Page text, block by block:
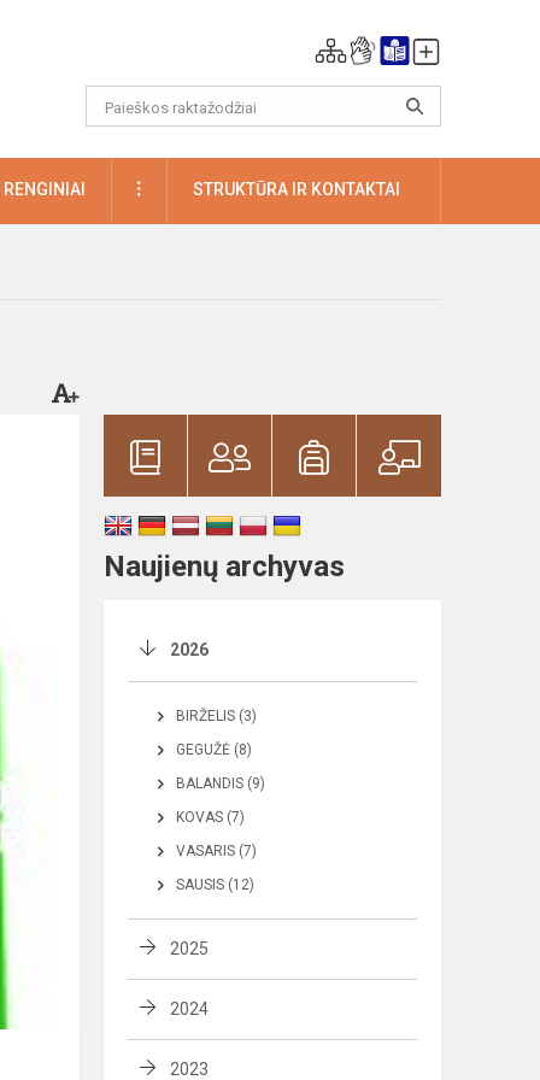
RENGINIAI DAUGIAUSTRUKTŪRA IR KONTAKTAI
Naujienų archyvas
2026
BIRŽELIS (3)
GEGUŽĖ (8)
BALANDIS (9)
KOVAS (7)
VASARIS (7)
SAUSIS (12)
2025
2024
2023